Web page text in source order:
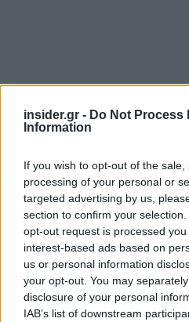
insider.gr - Do Not Process
Information
If you wish to opt-out of the
processing of your personal or
targeted advertising by us,
section to confirm your
opt-out request is processed
interest-based ads based on
us or personal information
your opt-out. You may
disclosure of your personal
IAB’s list of downstream